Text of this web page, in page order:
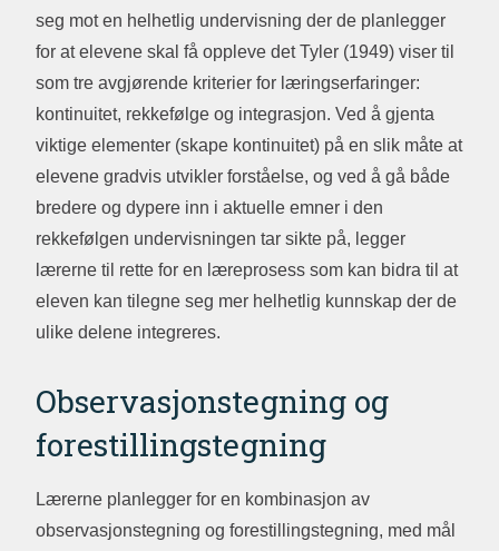
seg mot en helhetlig undervisning der de planlegger
for at elevene skal få oppleve det Tyler (1949) viser til
som tre avgjørende kriterier for læringserfaringer:
kontinuitet, rekkefølge og integrasjon. Ved å gjenta
viktige elementer (skape kontinuitet) på en slik måte at
elevene gradvis utvikler forståelse, og ved å gå både
bredere og dypere inn i aktuelle emner i den
rekkefølgen undervisningen tar sikte på, legger
lærerne til rette for en læreprosess som kan bidra til at
eleven kan tilegne seg mer helhetlig kunnskap der de
ulike delene integreres.
Observasjonstegning og
forestillingstegning
Lærerne planlegger for en kombinasjon av
observasjonstegning og forestillingstegning, med mål